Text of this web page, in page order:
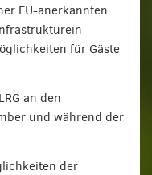
EU-anerkannten
für Gäste
an den
und während der
der